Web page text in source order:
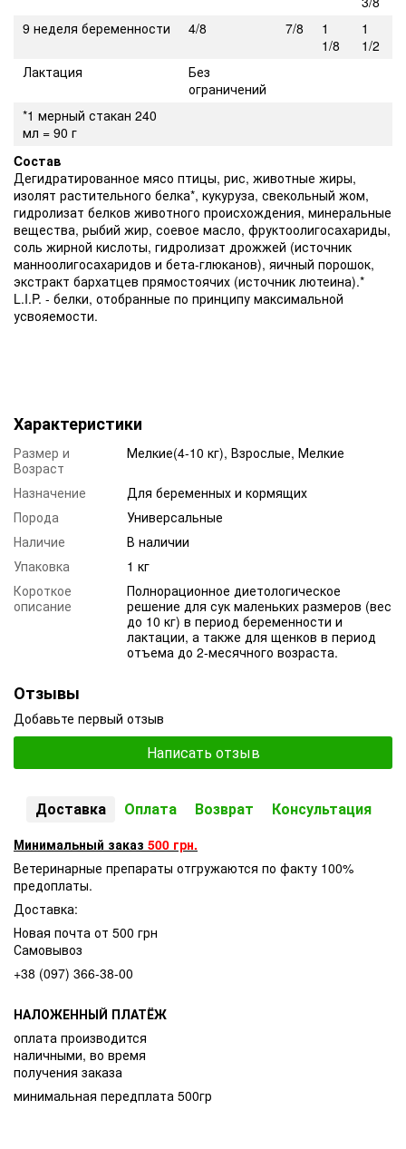
9 неделя беременности
4/8 7/8
1
1/8
1
1/2
Лактация
Без
ограничений
*1 мерный стакан 240
мл = 90 г
Cостав
Дегидратированное мясо птицы, рис, животные жиры,
изолят растительного белка*, кукуруза, свекольный жом,
гидролизат белков животного происхождения, минеральные
вещества, рыбий жир, соевое масло, фруктоолигосахариды,
соль жирной кислоты, гидролизат дрожжей (источник
манноолигосахаридов и бета-глюканов), яичный порошок,
экстракт бархатцев прямостоячих (источник лютеина).*
L.I.P. - белки, отобранные по принципу максимальной
усвояемости.
Характеристики
Размер и
Возраст
Мелкие(4-10 кг), Взрослые, Мелкие
Назначение
Для беременных и кормящих
Порода
Универсальные
Наличие
В наличии
Упаковка
1 кг
Короткое
описание
Полнорационное диетологическое
решение для сук маленьких размеров (вес
до 10 кг) в период беременности и
лактации, а также для щенков в период
отъема до 2-месячного возраста.
Отзывы
Добавьте первый отзыв
Написать отзыв
Доставка Оплата Возврат Консультация
Минимальный заказ 500 грн.
Ветеринарные препараты отгружаются по факту 100%
предоплаты.
Доставка:
Новая почта от 500 грн
Самовывоз
+38 (097) 366-38-00
НАЛОЖЕННЫЙ ПЛАТЁЖ
оплата производится
наличными, во время
получения заказа
минимальная передплата 500гр